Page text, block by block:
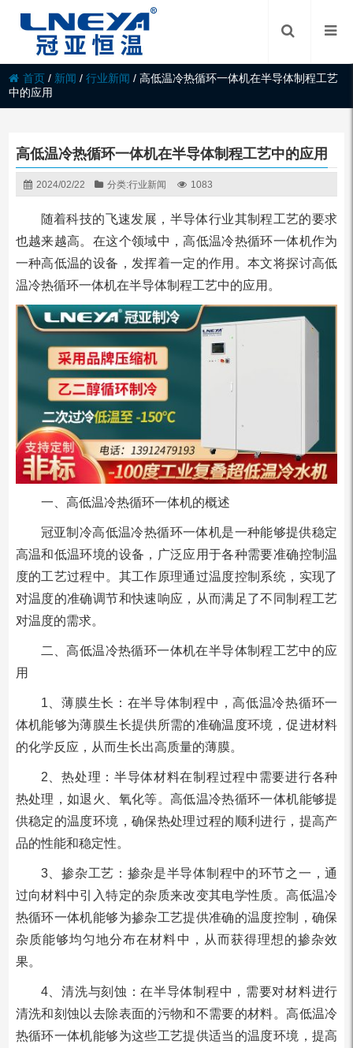
首页 / 新闻 /行业新闻 /高低温冷热循环一体机在半导体制程工艺
中的应用
高低温冷热循环一体机在半导体制程工艺中的应用
2024/02/22 分类:行业新闻 1083
随着科技的飞速发展，半导体行业其制程工艺的要求
也越来越高。在这个领域中，高低温冷热循环一体机作为
一种高低温的设备，发挥着一定的作用。本文将探讨高低
温冷热循环一体机在半导体制程工艺中的应用。
一、高低温冷热循环一体机的概述
冠亚制冷高低温冷热循环一体机是一种能够提供稳定
高温和低温环境的设备，广泛应用于各种需要准确控制温
度的工艺过程中。其工作原理通过温度控制系统，实现了
对温度的准确调节和快速响应，从而满足了不同制程工艺
对温度的需求。
二、高低温冷热循环一体机在半导体制程工艺中的应
用
1、薄膜生长：在半导体制程中，高低温冷热循环一
体机能够为薄膜生长提供所需的准确温度环境，促进材料
的化学反应，从而生长出高质量的薄膜。
2、热处理：半导体材料在制程过程中需要进行各种
热处理，如退火、氧化等。高低温冷热循环一体机能够提
供稳定的温度环境，确保热处理过程的顺利进行，提高产
品的性能和稳定性。
3、掺杂工艺：掺杂是半导体制程中的环节之一，通
过向材料中引入特定的杂质来改变其电学性质。高低温冷
热循环一体机能够为掺杂工艺提供准确的温度控制，确保
杂质能够均匀地分布在材料中，从而获得理想的掺杂效
果。
4、清洗与刻蚀：在半导体制程中，需要对材料进行
清洗和刻蚀以去除表面的污物和不需要的材料。高低温冷
热循环一体机能够为这些工艺提供适当的温度环境，提高